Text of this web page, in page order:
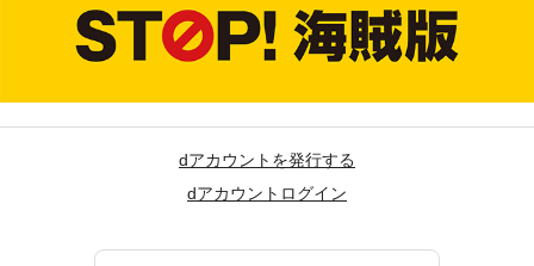
dアカウントを発行する
dアカウントログイン